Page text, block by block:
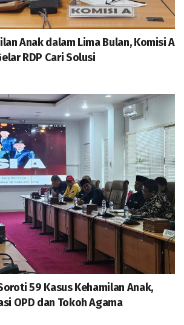
Anak dalam Lima Bulan, Komisi A
RDP Cari Solusi
59 Kasus Kehamilan Anak,
OPD dan Tokoh Agama